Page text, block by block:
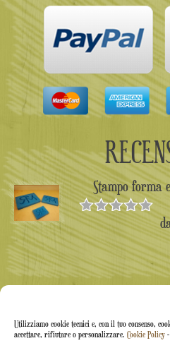
Utilizziamo cookie tecnici e, con il tuo consenso,
accettare, rifiutare o personalizzare. Cookie Policy -
Stampo forma
Valutato5
su 5